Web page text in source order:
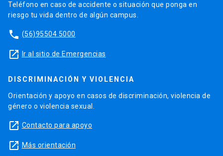
Teléfono en caso de accidente o situación que ponga en
riesgo tu vida dentro de algún campus.
phone (56)95504 5000
launch Ir al sitio de Emergencias
DISCRIMINACIÓN Y VIOLENCIA
Orientación y apoyo en casos de discriminación, violencia de
género o violencia sexual.
launch Contacto para apoyo
launch Más orientación